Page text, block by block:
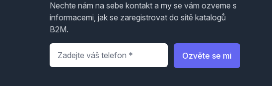
Nechte nám na sebe kontakt a my se vám ozveme s
informacemi, jak se zaregistrovat do sítě katalogů
B2M.
Telefon
Ozvěte se mi